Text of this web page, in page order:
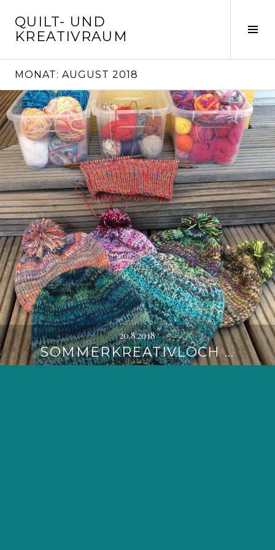
zum
Inhalt
QUILT- UND
KREATIVRAUM
MONAT: AUGUST 2018
20.8.2018
SOMMERKREATIVLOCH …